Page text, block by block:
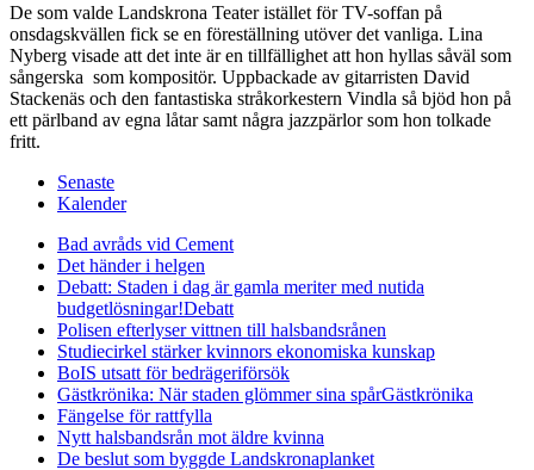
De som valde Landskrona Teater istället för TV-soffan på
onsdagskvällen fick se en föreställning utöver det vanliga. Lina
Nyberg visade att det inte är en tillfällighet att hon hyllas såväl som
sångerska som kompositör. Uppbackade av gitarristen David
Stackenäs och den fantastiska stråkorkestern Vindla så bjöd hon på
ett pärlband av egna låtar samt några jazzpärlor som hon tolkade
fritt.
Senaste
Kalender
Bad avråds vid Cement
Det händer i helgen
Debatt: Staden i dag är gamla meriter med nutida
budgetlösningar!Debatt
Polisen efterlyser vittnen till halsbandsrånen
Studiecirkel stärker kvinnors ekonomiska kunskap
BoIS utsatt för bedrägeriförsök
Gästkrönika: När staden glömmer sina spårGästkrönika
Fängelse för rattfylla
Nytt halsbandsrån mot äldre kvinna
De beslut som byggde Landskronaplanket